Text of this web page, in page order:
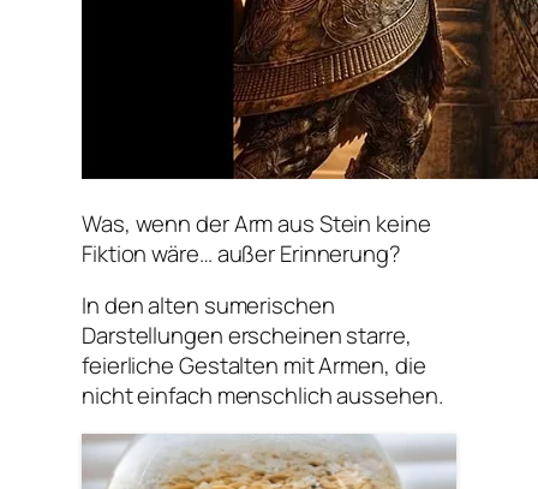
Was, wenn der Arm aus Stein keine
Fiktion wäre… außer Erinnerung?
In den alten sumerischen
Darstellungen erscheinen starre,
feierliche Gestalten mit Armen, die
nicht einfach menschlich aussehen.